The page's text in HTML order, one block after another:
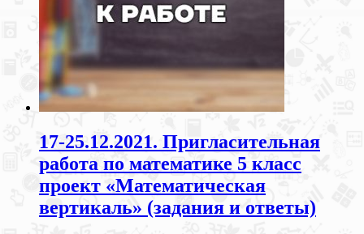
17-25.12.2021. Пригласительная
работа по математике 5 класс
проект «Математическая
вертикаль» (задания и ответы)